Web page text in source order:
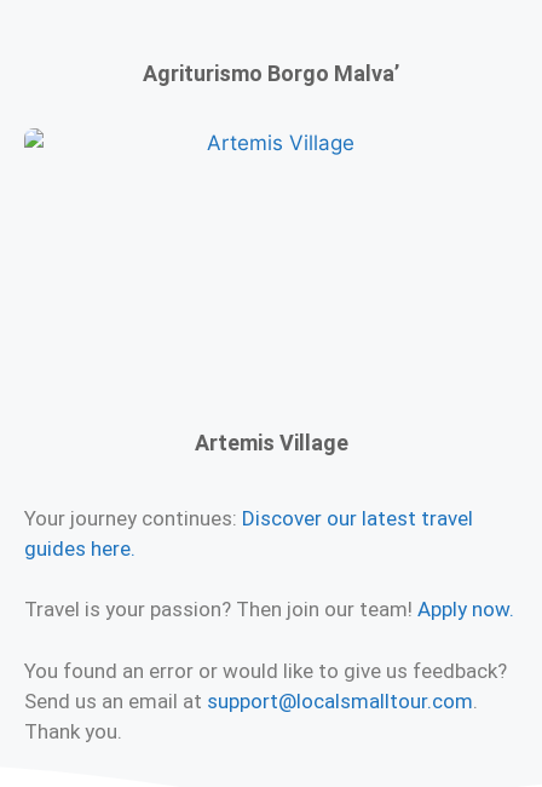
Agriturismo Borgo Malva’
Artemis Village
Your journey continues: Discover our latest travel
guides here.
Travel is your passion? Then join our team! Apply now.
You found an error or would like to give us feedback?
Send us an email at support@localsmalltour.com
Thank you.